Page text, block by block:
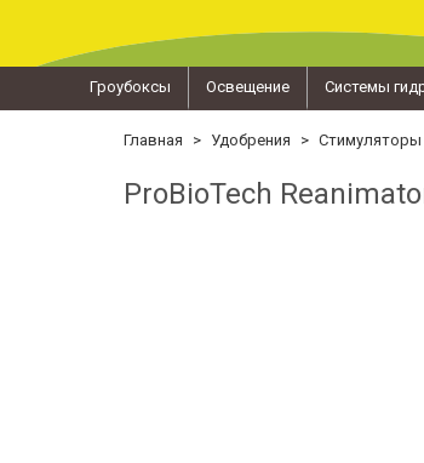
Гроубоксы Освещение Системы
Главная Удобрения Стимуляторы
ProBioTech